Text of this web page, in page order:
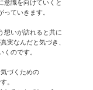
意識を向けていくと
ていきます。
想いが訪れると共に
実なんだと気づき、
のです。
づくための
。